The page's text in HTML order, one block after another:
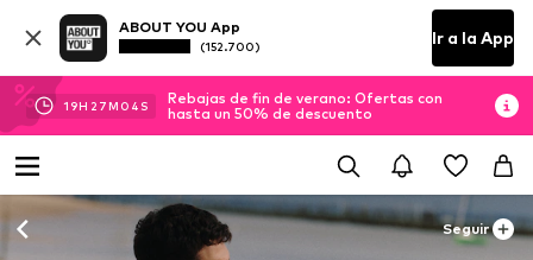
ABOUT YOU App
(152.700) Ir a la App
19H 27M 02 S
Rebajas de fin de verano: Ofertas con
hasta un 50% de descuento
Seguir